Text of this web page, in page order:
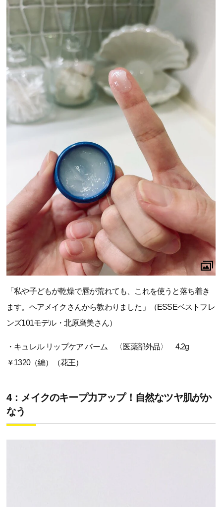
「私や子どもが乾燥で唇が荒れても、これを使うと落ち着き
ます。ヘアメイクさんから教わりました」（ESSEベストフレ
ンズ101モデル・北原磨美さん）
・キュレル リップケア バーム 〈医薬部外品〉 4.2g
￥1320（編）（花王）
4：メイクのキープ力アップ！自然なツヤ肌がか
なう